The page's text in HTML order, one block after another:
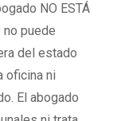
NO ESTÁ
no puede
del estado
oficina ni
El abogado